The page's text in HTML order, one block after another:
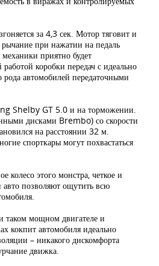
за 4,3 сек. Мотор тяговит и
при нажатии на педаль
приятно будет
коробки передач с идеально
автомобилей передаточными
Shelby GT 5.0 и на торможении.
дисками Brembo) со скорости
на расстоянии 32 м.
спорткары могут похвастаться
колесо этого монстра, четкое и
авто позволяют ощутить всю
таком мощном двигателе и
кокпит автомобиля идеально
– никакого дискомфорта
движка.